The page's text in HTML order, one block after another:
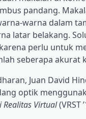
pandang.
warna dalam
latar belakang.
perlu untuk
seberapa akurat
Juan David
optik
Realitas Virtual(VRST